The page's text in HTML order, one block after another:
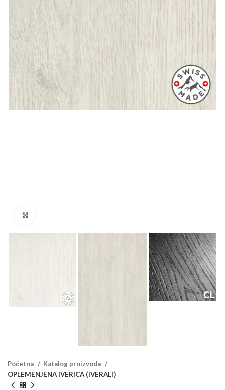
Početna
Katalog proizvoda
OPLEMENJENA IVERICA (IVERALI)